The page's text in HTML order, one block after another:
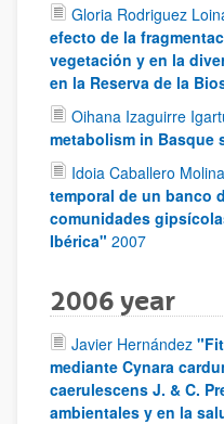
Gloria Rodriguez
efecto de la
vegetación y en la
en la Reserva de la
Oihana Izaguirre
metabolism in Basque
Idoia Caballero Molina
temporal de un banco
comunidades
Ibérica" 2007
2006 year
Javier Hernández
mediante Cynara
caerulescens J. & C.
ambientales y en la